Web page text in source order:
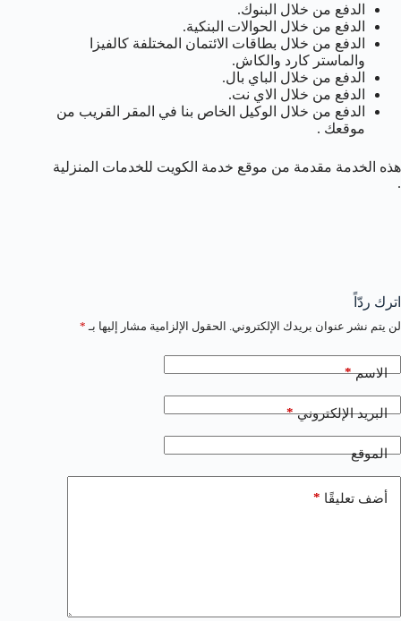
الدفع من خلال البنوك.
الدفع من خلال الحوالات البنكية.
الدفع من خلال بطاقات الائتمان المختلفة كالفيزا
والماستر كارد والكاش.
الدفع من خلال الباي بال.
الدفع من خلال الاي نت.
الدفع من خلال الوكيل الخاص بنا في المقر القريب من
موقعك .
هذه الخدمة مقدمة من موقع خدمة الكويت للخدمات المنزلية
.
اترك ردّاً
لن يتم نشر عنوان بريدك الإلكتروني. الحقول الإلزامية مشار إليها بـ *
الاسم*
البريد الإلكتروني*
الموقع
أضف تعليقًا *